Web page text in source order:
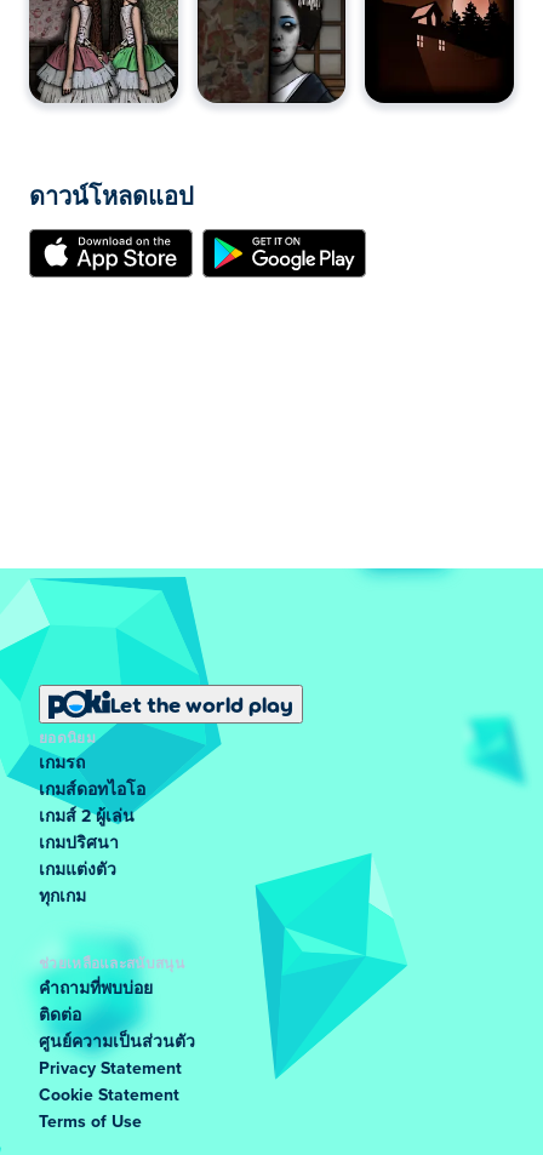
ดาวน์โหลดแอป
Let the world play
ยอดนิยม
เกมรถ
เกมส์ดอทไอโอ
เกมส์ 2 ผู้เล่น
เกมปริศนา
เกมแต่งตัว
ทุกเกม
ช่วยเหลือและสนับสนุน
คำถามที่พบบ่อย
ติดต่อ
ศูนย์ความเป็นส่วนตัว
Privacy Statement
Cookie Statement
Terms of Use